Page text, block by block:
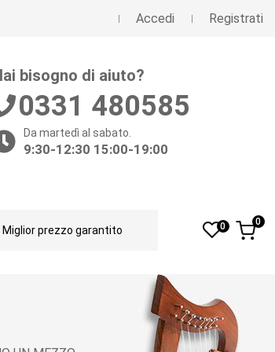
Accedi Registrati
bisogno di aiuto?
0331 480585
Da martedì al sabato.
9:30-12:30 15:00-19:00
Miglior prezzo garantito 0 0